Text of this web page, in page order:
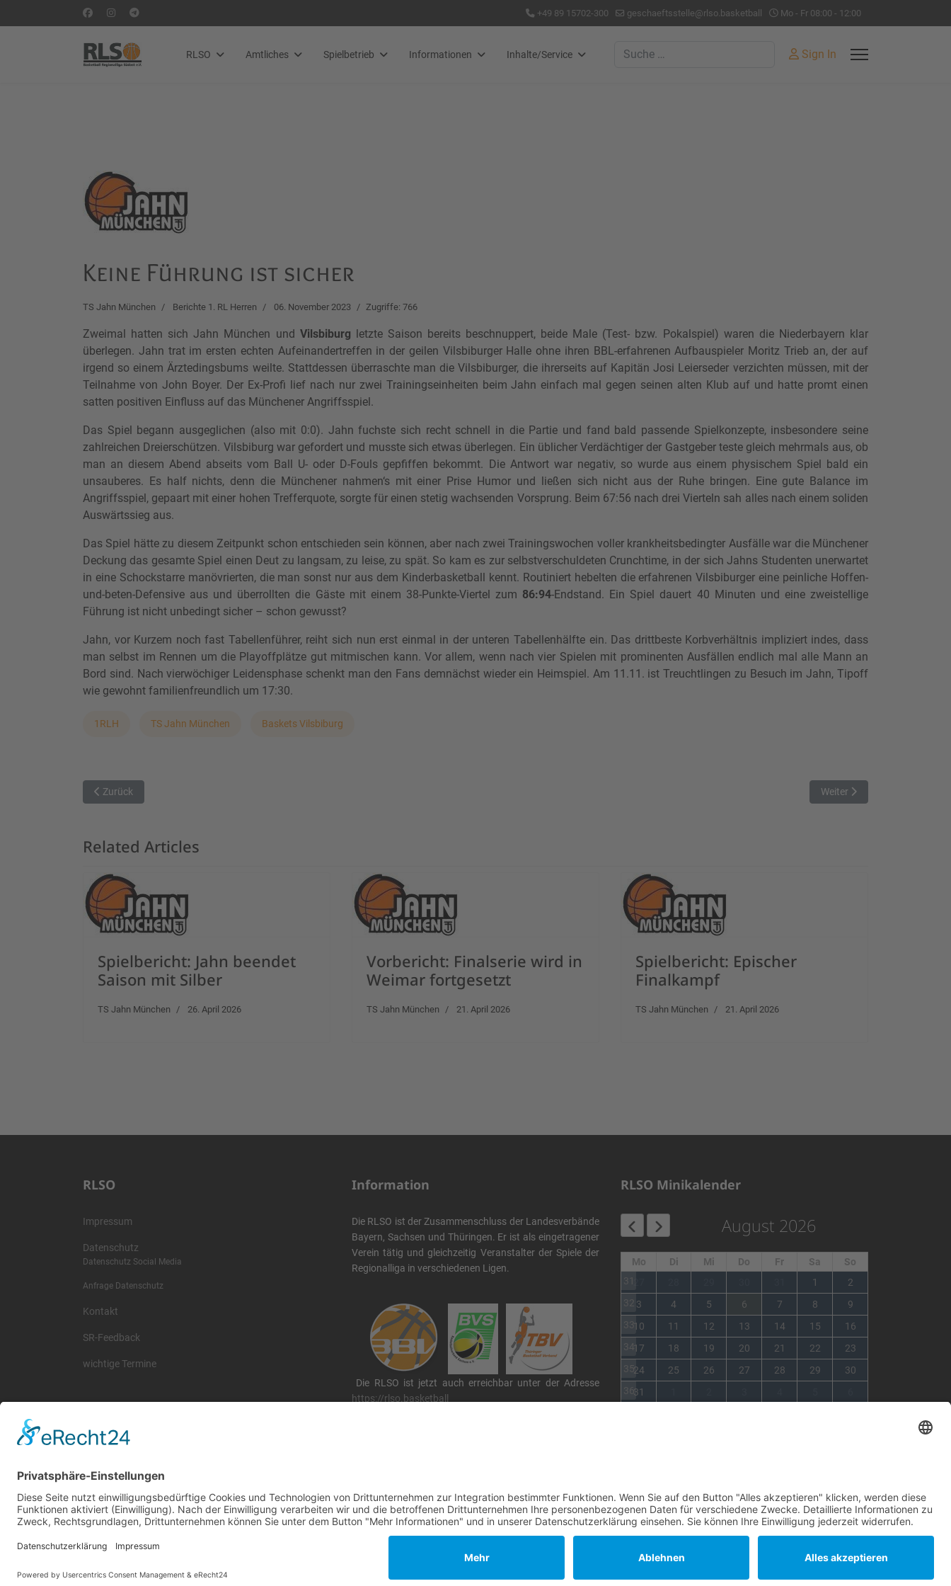
+49 89 15702-300 geschaeftsstelle@rlso.basketball Mo - Fr 08:00 - 12:00
RLSO Amtliches Spielbetrieb Informationen Inhalte/Service Suchen Sign In
Keine Führung ist sicher
TS Jahn München Berichte 1. RL Herren 06. November 2023 Zugriffe: 766
Zweimal hatten sich Jahn München und Vilsbiburg letzte Saison bereits beschnuppert, beide Male (Test- bzw. Pokalspiel) waren die Niederbayern klar
überlegen. Jahn trat im ersten echten Aufeinandertreffen in der geilen Vilsbiburger Halle ohne ihren BBL-erfahrenen Aufbauspieler Moritz Trieb an, der auf
irgend so einem Ärztedingsbums weilte. Stattdessen überraschte man die Vilsbiburger, die ihrerseits auf Kapitän Josi Leierseder verzichten müssen, mit der
Teilnahme von John Boyer. Der Ex-Profi lief nach nur zwei Trainingseinheiten beim Jahn einfach mal gegen seinen alten Klub auf und hatte promt einen
satten positiven Einfluss auf das Münchener Angriffsspiel.
Das Spiel begann ausgeglichen (also mit 0:0). Jahn fuchste sich recht schnell in die Partie und fand bald passende Spielkonzepte, insbesondere seine
zahlreichen Dreierschützen. Vilsbiburg war gefordert und musste sich etwas überlegen. Ein üblicher Verdächtiger der Gastgeber teste gleich mehrmals aus, ob
man an diesem Abend abseits vom Ball U- oder D-Fouls gepfiffen bekommt. Die Antwort war negativ, so wurde aus einem physischem Spiel bald ein
unsauberes. Es half nichts, denn die Münchener nahmen‘s mit einer Prise Humor und ließen sich nicht aus der Ruhe bringen. Eine gute Balance im
Angriffsspiel, gepaart mit einer hohen Trefferquote, sorgte für einen stetig wachsenden Vorsprung. Beim 67:56 nach drei Vierteln sah alles nach einem soliden
Auswärtssieg aus.
Das Spiel hätte zu diesem Zeitpunkt schon entschieden sein können, aber nach zwei Trainingswochen voller krankheitsbedingter Ausfälle war die Münchener
Deckung das gesamte Spiel einen Deut zu langsam, zu leise, zu spät. So kam es zur selbstverschuldeten Crunchtime, in der sich Jahns Studenten unerwartet
in eine Schockstarre manövrierten, die man sonst nur aus dem Kinderbasketball kennt. Routiniert hebelten die erfahrenen Vilsbiburger eine peinliche Hoffen-
und-beten-Defensive aus und überrollten die Gäste mit einem 38-Punkte-Viertel zum 86:94-Endstand. Ein Spiel dauert 40 Minuten und eine zweistellige
Führung ist nicht unbedingt sicher – schon gewusst?
Jahn, vor Kurzem noch fast Tabellenführer, reiht sich nun erst einmal in der unteren Tabellenhälfte ein. Das drittbeste Korbverhältnis impliziert indes, dass
man selbst im Rennen um die Playoffplätze gut mitmischen kann. Vor allem, wenn nach vier Spielen mit prominenten Ausfällen endlich mal alle Mann an
Bord sind. Nach vierwöchiger Leidensphase schenkt man den Fans demnächst wieder ein Heimspiel. Am 11.11. ist Treuchtlingen zu Besuch im Jahn, Tipoff
wie gewohnt familienfreundlich um 17:30.
1RLH TS Jahn München Baskets Vilsbiburg
Vorheriger Beitrag: Späte Aufholjagd wird nicht belohnt
Zurück Nächster Beitrag: TTL
Weiter
Related Articles
Spielbericht: Jahn beendet
Saison mit Silber
TS Jahn München 26. April 2026
Vorbericht: Finalserie wird in
Weimar fortgesetzt
TS Jahn München 21. April 2026
Spielbericht: Epischer
Finalkampf
TS Jahn München 21. April 2026
RLSO
Impressum
Datenschutz
Datenschutz Social Media
Anfrage Datenschutz
Kontakt
SR-Feedback
wichtige Termine
Information
Die RLSO ist der Zusammenschluss der Landesverbände
Bayern, Sachsen und Thüringen. Er ist als eingetragener
Verein tätig und gleichzeitig Veranstalter der Spiele der
Regionalliga in verschiedenen Ligen.
Die RLSO ist jetzt auch erreichbar unter der Adresse
https://rlso.basketball
RLSO Minikalender
August 2026
Mo Di Mi Do Fr Sa
So
31
1
2
32 3 4 5 6 7 8
9
3310 11 12 13 14 15
16
3417 18 19 20 21 22
23
3524 25 26 27 28 29
30
3631